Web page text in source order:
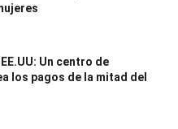
Un centro de
los pagos de la mitad del